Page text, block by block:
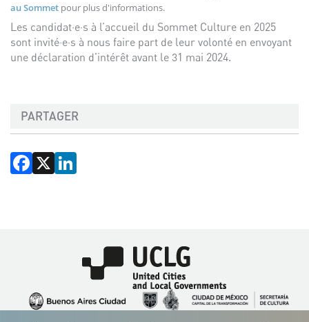
au Sommet pour plus d'informations.
Les candidat·e·s à l’accueil du Sommet Culture en 2025
sont invité·e·s à nous faire part de leur volonté en envoyant
une déclaration d’intérêt avant le 31 mai 2024.
PARTAGER
Facebook
X
Image
Image
Image